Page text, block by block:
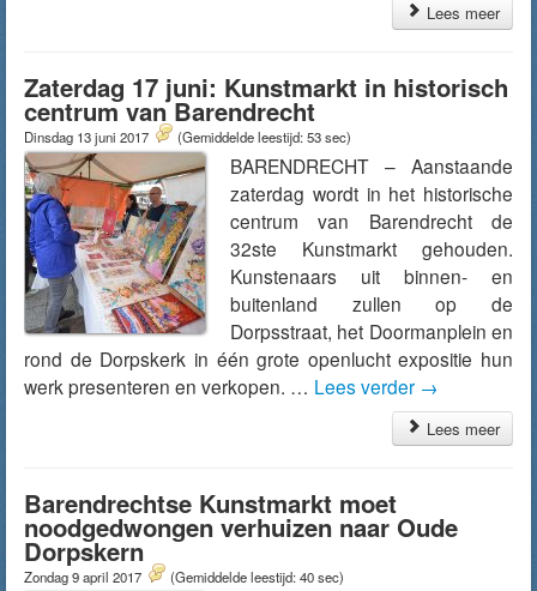
Lees meer
Zaterdag 17 juni: Kunstmarkt in historisch
centrum van Barendrecht
Dinsdag 13 juni 2017 (Gemiddelde leestijd: 53 sec)
BARENDRECHT – Aanstaande
zaterdag wordt in het historische
centrum van Barendrecht de
32ste Kunstmarkt gehouden.
Kunstenaars uit binnen- en
buitenland zullen op de
Dorpsstraat, het Doormanplein en
rond de Dorpskerk in één grote openlucht expositie hun
werk presenteren en verkopen. … Lees verder →
Lees meer
Barendrechtse Kunstmarkt moet
noodgedwongen verhuizen naar Oude
Dorpskern
Zondag 9 april 2017 (Gemiddelde leestijd: 40 sec)